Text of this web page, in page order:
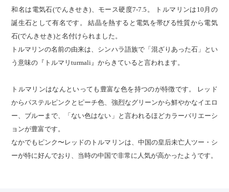
和名は電気石(でんきせき)、モース硬度7-7.5。 トルマリンは10月の
誕生石として有名です。 結晶を熱すると電気を帯びる性質から電気
石(でんきせき)と名付けられました。
トルマリンの名前の由来は、シンハラ語族で「混ざりあった石」とい
う意味の『トルマリturmali』からきていると言われます。
トルマリンはなんといっても豊富な色を持つのが特徴です。 レッド
からパステルピンクとピーチ色、強烈なグリーンから鮮やかなイエロ
ー、ブルーまで、「ない色はない」と言われるほどカラーバリエーシ
ョンが豊富です。
なかでもピンク〜レッドのトルマリンは、中国の皇后未亡人ツー・シ
ーが特に好んでおり、当時の中国で非常に人気が高かったようです。